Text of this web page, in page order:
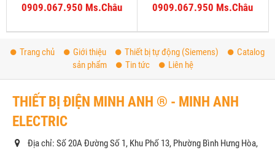
0909.067.950 Ms.Châu 0909.067.950 Ms.Châu
Trang chủ Giới thiệu Thiết bị tự động (Siemens)
Catalog
sản phẩm
Tin tức Liên hệ
THIẾT BỊ ĐIỆN MINH ANH ® - MINH ANH
ELECTRIC
Địa chỉ: Số 20A Đường Số 1, Khu Phố 13, Phường Bình Hưng Hòa,